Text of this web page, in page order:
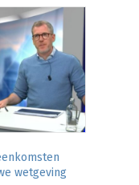
wetgeving